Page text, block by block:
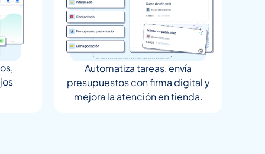
Automatiza tareas, envía
presupuestos con firma digital y
mejora la atención en tienda.